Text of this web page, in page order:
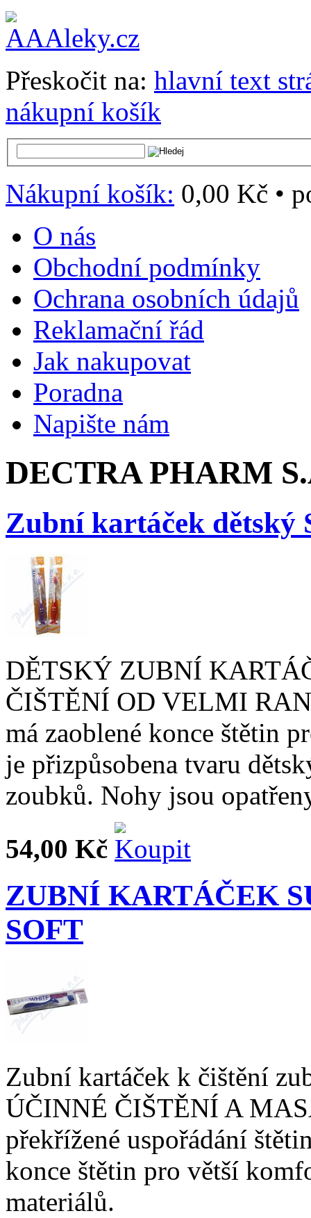
Přeskočit na: hlavní text
nákupní košík
Nákupní košík: 0,00 Kč •
O nás
Obchodní podmínky
Ochrana osobních údajů
Reklamační řád
Jak nakupovat
Poradna
Napište nám
DECTRA PHARM
Zubní kartáček dětský
DĚTSKÝ ZUBNÍ
ČIŠTĚNÍ OD VELMI
má zaoblené konce štětin
je přizpůsobena tvaru
zoubků. Nohy jsou
54,00 Kč
ZUBNÍ KARTÁČEK
SOFT
Zubní kartáček k čištění
ÚČINNÉ ČIŠTĚNÍ A
překřížené uspořádání
konce štětin pro větší
materiálů.